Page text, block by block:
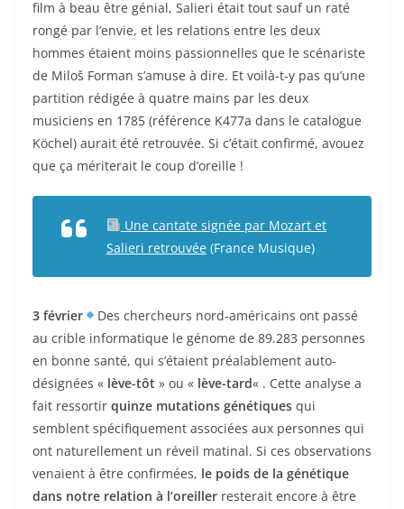
film à beau être génial, Salieri était tout sauf un raté
rongé par l’envie, et les relations entre les deux
hommes étaient moins passionnelles que le scénariste
de Miloš Forman s’amuse à dire. Et voilà-t-y pas qu’une
partition rédigée à quatre mains par les deux
musiciens en 1785 (référence K477a dans le catalogue
Köchel) aurait été retrouvée. Si c’était confirmé, avouez
que ça mériterait le coup d’oreille !
Une cantate signée par Mozart et
Salieri retrouvée (France Musique)
3 février
Des chercheurs nord-américains ont passé
au crible informatique le génome de 89.283 personnes
en bonne santé, qui s’étaient préalablement auto-
désignées « lève-tôt » ou « lève-tard« . Cette analyse a
fait ressortir quinze mutations génétiques qui
semblent spécifiquement associées aux personnes qui
ont naturellement un réveil matinal. Si ces observations
venaient à être confirmées, le poids de la génétique
dans notre relation à l’oreiller resterait encore à être